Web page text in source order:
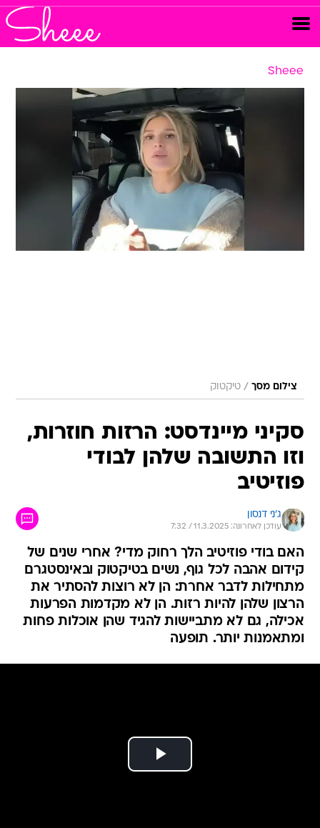
Sheee
צילום מסך / טיקטוק
סקיני מיינדסט: הרזות חוזרות,
וזו התשובה שלהן לבודי
פוזיטיב
ג'ני דנסון
עודכן לאחרונה: 11.3.2025 / 7:32
האם בודי פוזיטיב הלך רחוק מדי? אחרי שנים של
קידום אהבה לכל גוף, נשים בטיקטוק ובאינסטגרם
מתחילות לדבר אחרת: הן לא רוצות להסתיר את
הרצון שלהן להיות רזות. הן לא מקדמות הפרעות
אכילה, גם לא מתביישות להגיד שהן אוכלות פחות
ומתאמנות יותר. תופעה